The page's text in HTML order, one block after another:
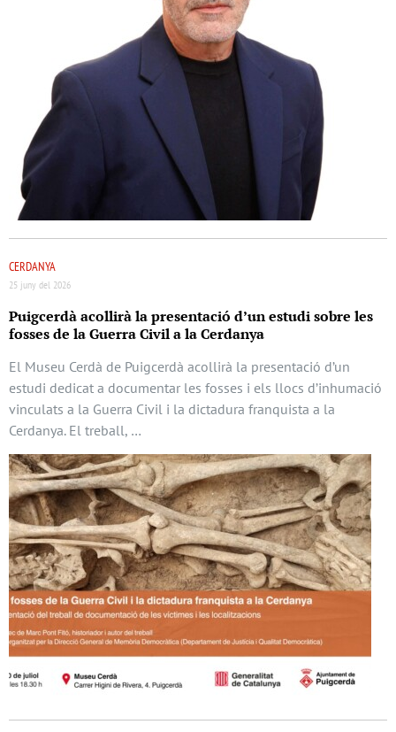
CERDANYA
25 juny del 2026
Puigcerdà acollirà la presentació d’un estudi sobre les
fosses de la Guerra Civil a la Cerdanya
El Museu Cerdà de Puigcerdà acollirà la presentació d’un
estudi dedicat a documentar les fosses i els llocs d’inhumació
vinculats a la Guerra Civil i la dictadura franquista a la
Cerdanya. El treball, …